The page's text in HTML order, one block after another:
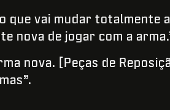
que vai mudar totalmente
nova de jogar com a
nova. [Peças de